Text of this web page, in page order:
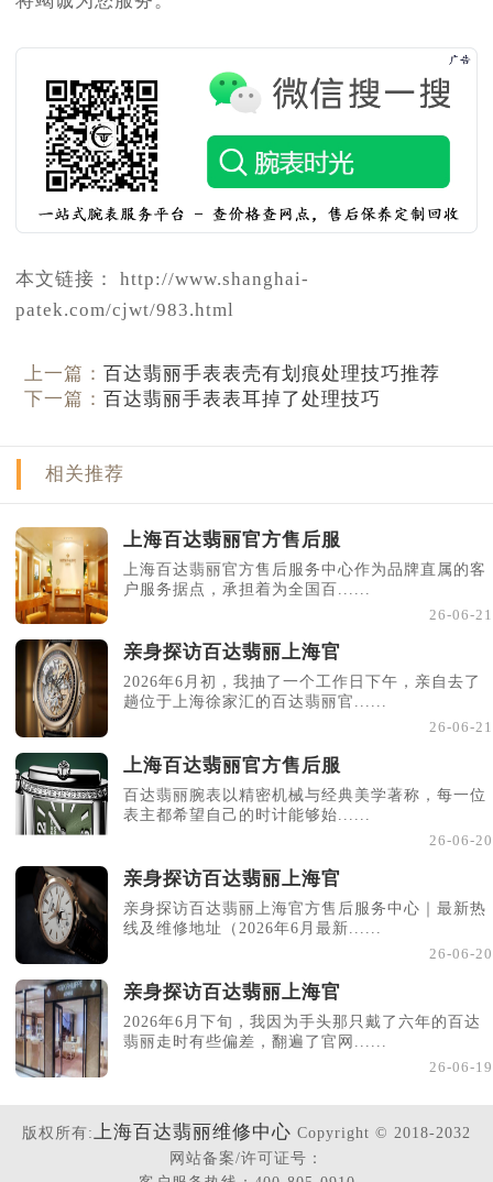
本文链接： http://www.shanghai-
patek.com/cjwt/983.html
上一篇：百达翡丽手表表壳有划痕处理技巧推荐
下一篇：百达翡丽手表表耳掉了处理技巧
相关推荐
上海百达翡丽官方售后服
上海百达翡丽官方售后服务中心作为品牌直属的客
户服务据点，承担着为全国百......
26-06-21
亲身探访百达翡丽上海官
2026年6月初，我抽了一个工作日下午，亲自去了
趟位于上海徐家汇的百达翡丽官......
26-06-21
上海百达翡丽官方售后服
百达翡丽腕表以精密机械与经典美学著称，每一位
表主都希望自己的时计能够始......
26-06-20
亲身探访百达翡丽上海官
亲身探访百达翡丽上海官方售后服务中心｜最新热
线及维修地址（2026年6月最新......
26-06-20
亲身探访百达翡丽上海官
2026年6月下旬，我因为手头那只戴了六年的百达
翡丽走时有些偏差，翻遍了官网......
26-06-19
版权所有:上海百达翡丽维修中心 Copyright © 2018-2032
网站备案/许可证号：